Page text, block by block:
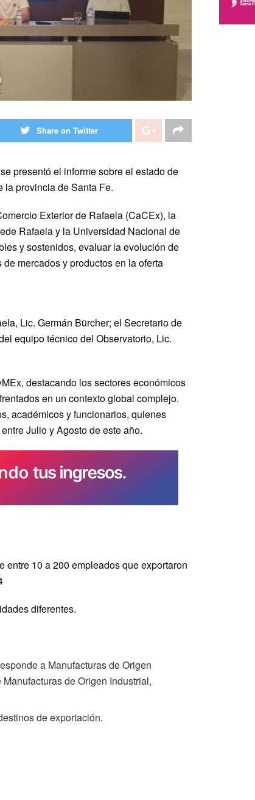
Share on Twitter
presentó el informe sobre el estado de
la provincia de Santa Fe.
Exterior de Rafaela (CaCEx), la
Rafaela y la Universidad Nacional de
y sostenidos, evaluar la evolución de
mercados y productos en la oferta
Lic. Germán Bürcher; el Secretario de
equipo técnico del Observatorio, Lic.
destacando los sectores económicos
en un contexto global complejo.
académicos y funcionarios, quienes
Julio y Agosto de este año.
entre 10 a 200 empleados que exportaron
diferentes.
a Manufacturas de Origen
de Origen Industrial,
de exportación.